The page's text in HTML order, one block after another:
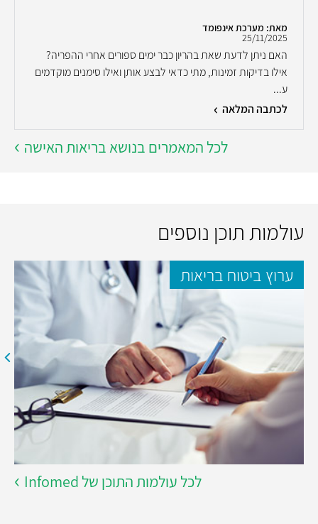
מאת: מערכת אינפומד
25/11/2025
האם ניתן לדעת שאת בהריון כבר ימים ספורים אחרי ההפריה?
אילו בדיקות זמינות, מתי כדאי לבצע אותן ואילו סימנים מוקדמים
ע...
לכתבה המלאה
לכל המאמרים בנושא בריאות האישה
עולמות תוכן נוספים
ערוץ ביטוח בריאות
לכל עולמות התוכן של Infomed